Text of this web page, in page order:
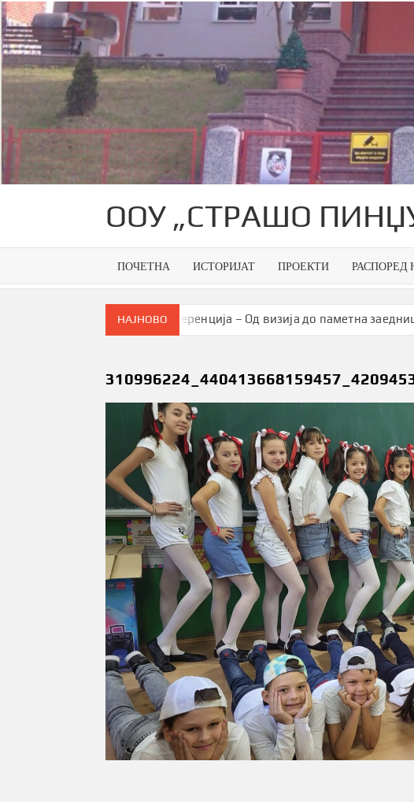
Skip
to
content
ООУ „СТРАШО
ПОЧЕТНА ИСТОРИЈАТ ПРОЕКТИ РАСПОРЕД
НАЈНОВО
Конференција – Од визија до паметна заедница